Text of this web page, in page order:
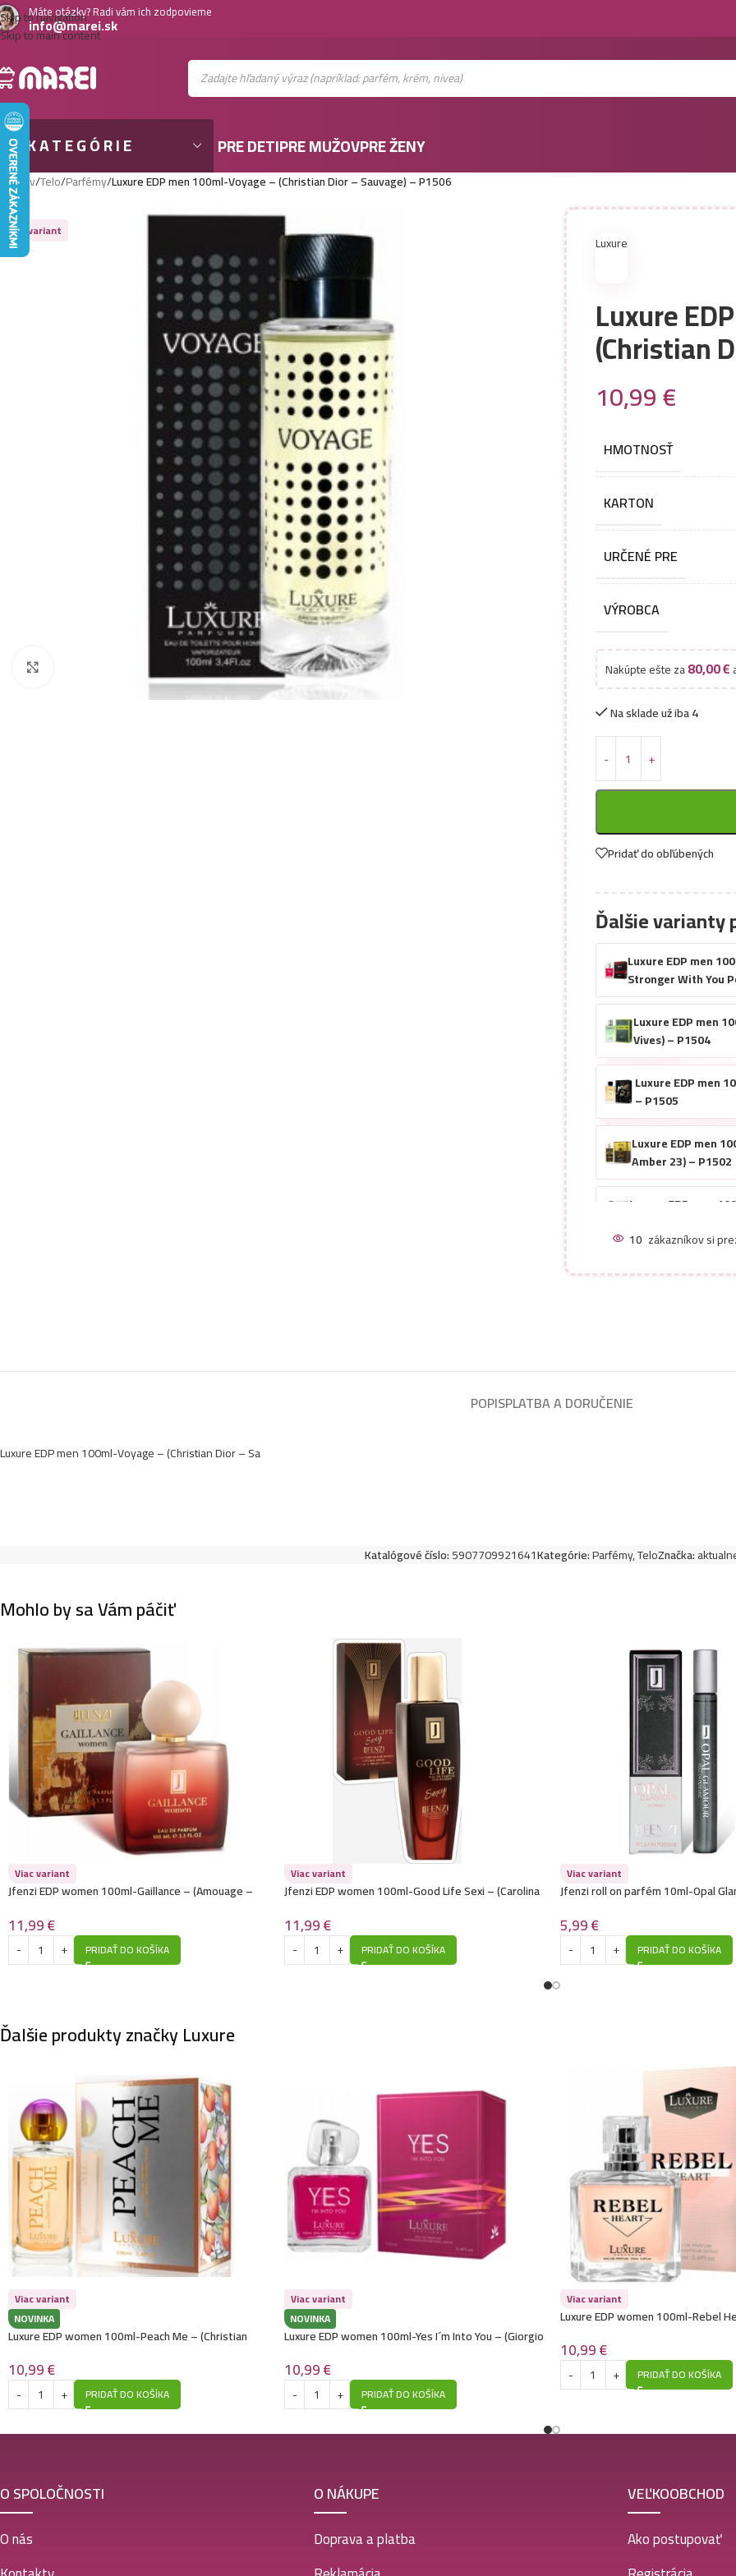
Skip to navigation
Skip to main content
Máte otázky? Radi vám ich zodpovieme
info@marei.sk
KATEGÓRIE PRE DETIPRE MUŽOVPRE ŽENY
Domov/Telo/Parfémy/Luxure EDP men 100ml-Voyage – (Christian Dior – Sauvage) – P1506
Viac variant
Luxure
Luxure
(Christian
10,99€
HMOTNOSŤ
KARTON
URČENÉ PRE
VÝROBCA
Nakúpte ešte za80,00€
Na sklade už iba 4
Pridať do obľúbených
Ďalšie varianty
Luxure EDP men
Stronger With You
Luxure EDP men
Vives) – P1504
Luxure EDP men
– P1505
Luxure EDP men
Amber 23) – P1502
Luxure EDP men
Zanzibar) – P1500
11 zákazníkov si
POPISPLATBA A DORUČENIE
Luxure EDP men 100ml-Voyage – (Christian Dior – Sa
Katalógové číslo:5907709921641Kategórie:Parfémy,TeloZnačka:
Mohlo by sa Vám páčiť
Viac variant
Jfenzi EDP women 100ml-Gaillance – (Amouage –
11,99€
PRIDAŤ DO KOŠÍKA
Viac variant
Jfenzi EDP women 100ml-Good Life Sexi – (Carolina
11,99€
PRIDAŤ DO KOŠÍKA
Viac variant
Jfenzi roll on parfém 10ml-Opal
5,99€
PRIDAŤ DO KOŠÍKA
Ďalšie produkty značky Luxure
NOVINKA
Viac variant
Luxure EDP women 100ml-Peach Me – (Christian
10,99€
PRIDAŤ DO KOŠÍKA
NOVINKA
Viac variant
Luxure EDP women 100ml-Yes I´m Into You – (Giorgio
10,99€
PRIDAŤ DO KOŠÍKA
Viac variant
Luxure EDP women 100ml-Rebel
10,99€
PRIDAŤ DO KOŠÍKA
O SPOLOČNOSTI
O nás
O NÁKUPE
Doprava a platba
VEĽKOOBCHOD
Ako postupovať